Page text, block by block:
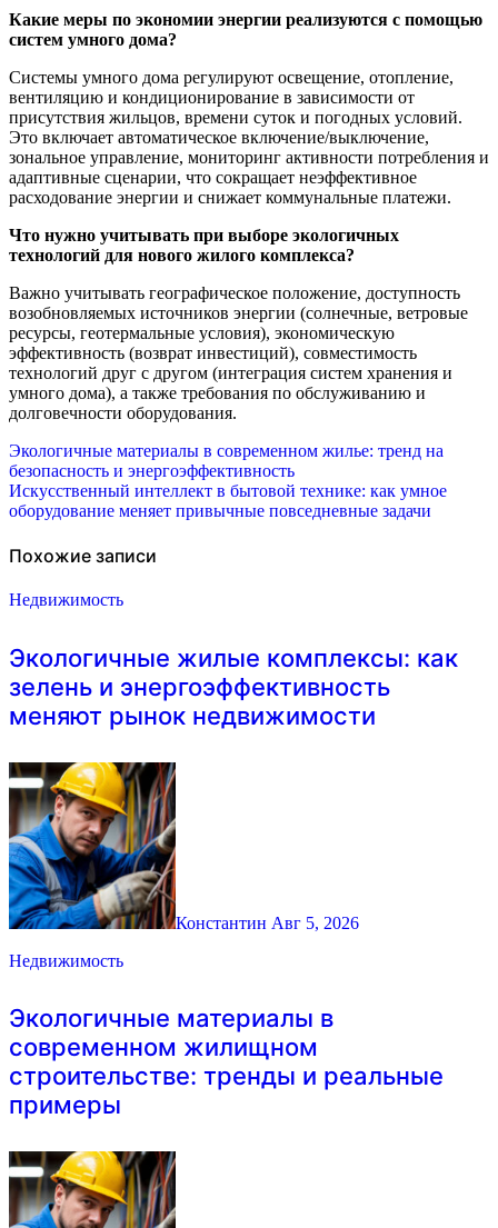
Какие меры по экономии энергии реализуются с помощью
систем умного дома?
Системы умного дома регулируют освещение, отопление,
вентиляцию и кондиционирование в зависимости от
присутствия жильцов, времени суток и погодных условий.
Это включает автоматическое включение/выключение,
зональное управление, мониторинг активности потребления и
адаптивные сценарии, что сокращает неэффективное
расходование энергии и снижает коммунальные платежи.
Что нужно учитывать при выборе экологичных
технологий для нового жилого комплекса?
Важно учитывать географическое положение, доступность
возобновляемых источников энергии (солнечные, ветровые
ресурсы, геотермальные условия), экономическую
эффективность (возврат инвестиций), совместимость
технологий друг с другом (интеграция систем хранения и
умного дома), а также требования по обслуживанию и
долговечности оборудования.
Навигация
по
записям
Экологичные материалы в современном жилье: тренд на
безопасность и энергоэффективность
Искусственный интеллект в бытовой технике: как умное
оборудование меняет привычные повседневные задачи
Похожие записи
Недвижимость
Экологичные жилые комплексы: как
зелень и энергоэффективность
меняют рынок недвижимости
Константин Авг 5, 2026
Недвижимость
Экологичные материалы в
современном жилищном
строительстве: тренды и реальные
примеры